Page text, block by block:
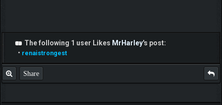
The following 1 user Likes MrHarley's post:
• renaistrongest
Share